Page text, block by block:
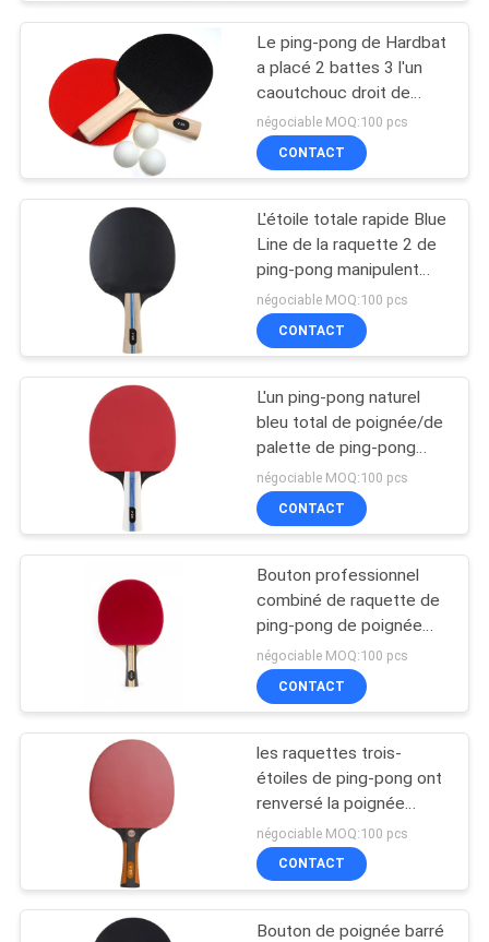
LA
QUALITÉ
NOUS
CONTACTER
DEMANDEZ
PLAN
PRIVACY
POLICY
Tableau d'intérieur
de ping-pong
Tableau extérieur de
ping-pong
32
Tableau de ping-
pong d'enfants
16
Tableau junior de
ping-pong
Le ping-pong de Hardbat
a placé 2 battes 3 l'un
caoutchouc droit de
bouton de poignée de
boules d'étoile
négociable MOQ:100 pcs
CONTACT
L'étoile totale rapide Blue
Line de la raquette 2 de
ping-pong manipulent
pour l'attaque et le
contrôle de joueur
négociable MOQ:100 pcs
CONTACT
L'un ping-pong naturel
bleu total de poignée/de
palette de ping-pong
d'étoile manie la batte
négociable MOQ:100 pcs
CONTACT
Bouton professionnel
combiné de raquette de
ping-pong de poignée
dans le style d'étoile de
l'éponge 2.0mm
négociable MOQ:100 pcs
CONTACT
les raquettes trois-
étoiles de ping-pong ont
renversé la poignée
concave en caoutchouc
de couleur pour la grande
vitesse avancée
négociable MOQ:100 pcs
CONTACT
Bouton de poignée barré